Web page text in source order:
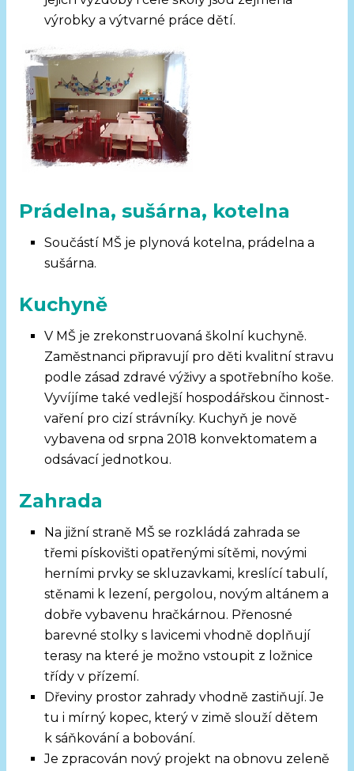
výrobky a výtvarné práce dětí.
Prádelna, sušárna, kotelna
Součástí MŠ je plynová kotelna, prádelna a
sušárna.
Kuchyně
V MŠ je zrekonstruovaná školní kuchyně.
Zaměstnanci připravují pro děti kvalitní stravu
podle zásad zdravé výživy a spotřebního koše.
Vyvíjíme také vedlejší hospodářskou činnost-
vaření pro cizí strávníky. Kuchyň je nově
vybavena od srpna 2018 konvektomatem a
odsávací jednotkou.
Zahrada
Na jižní straně MŠ se rozkládá zahrada se
třemi pískovišti opatřenými sítěmi, novými
herními prvky se skluzavkami, kreslící tabulí,
stěnami k lezení, pergolou, novým altánem a
dobře vybavenu hračkárnou. Přenosné
barevné stolky s lavicemi vhodně doplňují
terasy na které je možno vstoupit z ložnice
třídy v přízemí.
Dřeviny prostor zahrady vhodně zastiňují. Je
tu i mírný kopec, který v zimě slouží dětem
k sáňkování a bobování.
Je zpracován nový projekt na obnovu zeleně